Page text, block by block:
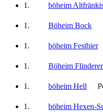
böheim
Böheim Bock
böheim Festbier
Böheim Flinderer
böheim Hell
böheim Hexen-